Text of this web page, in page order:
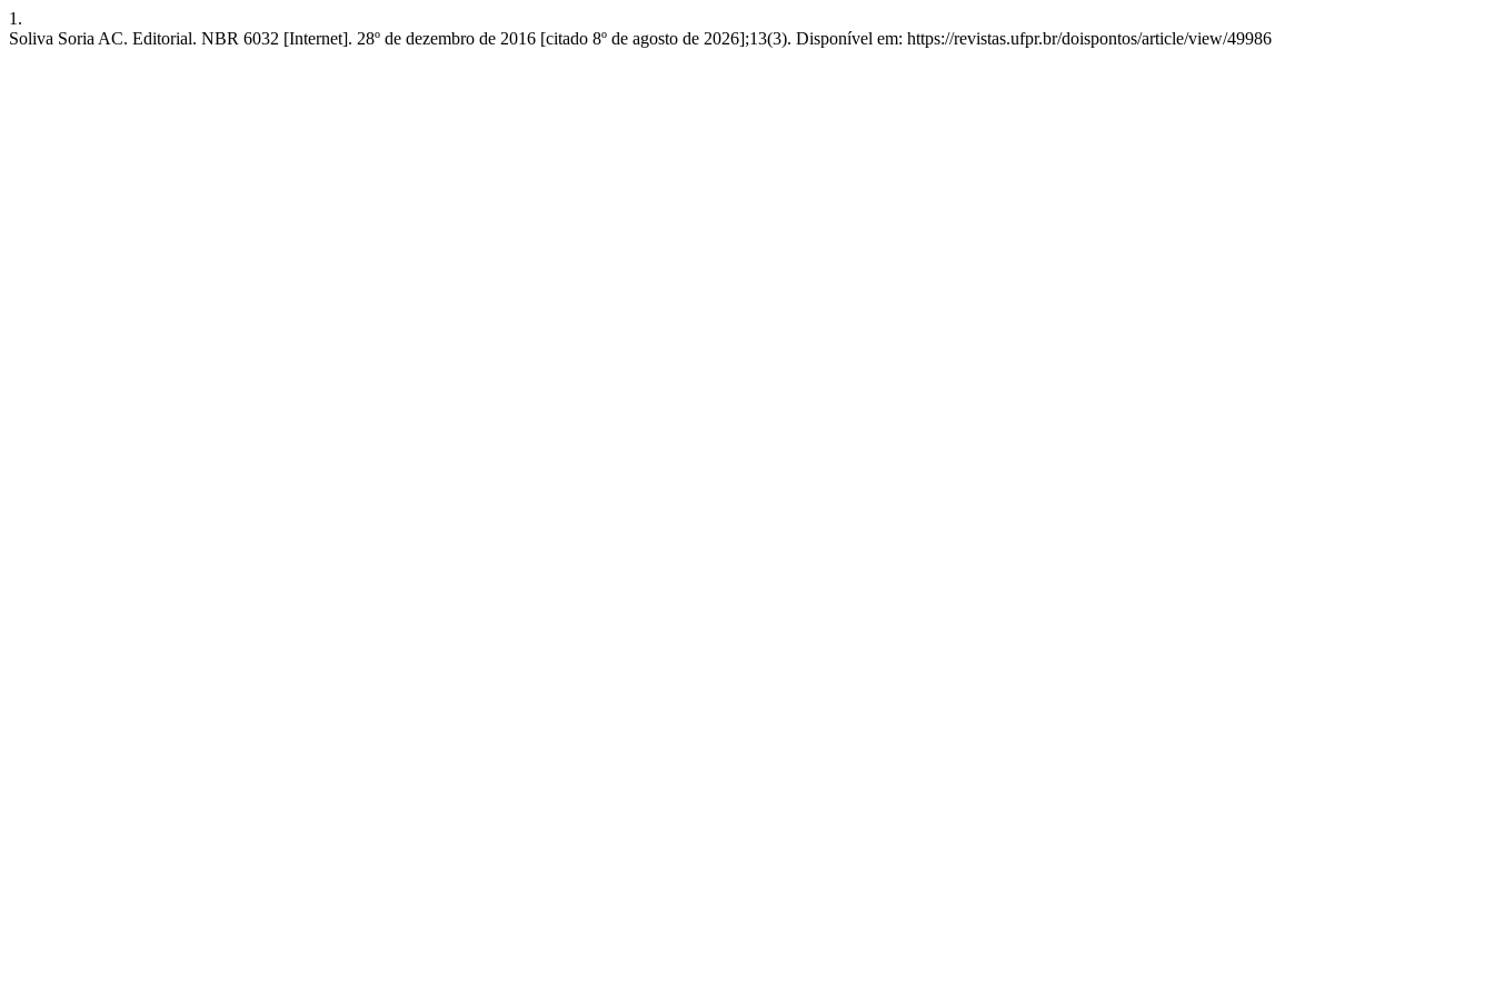
1.
Soliva Soria AC. Editorial. NBR 6032 [Internet]. 28º de dezembro de 2016 [citado 8º de agosto de 2026];13(3). Disponível em: https://revistas.ufpr.br/doispontos/article/view/49986